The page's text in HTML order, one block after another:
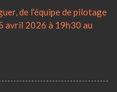
de l’équipe de pilotage
avril 2026 à 19h30 au